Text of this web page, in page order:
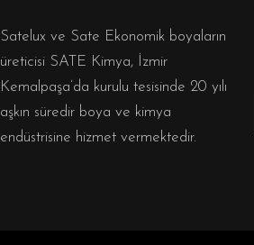
Satelux ve Sate Ekonomik boyaların
üreticisi SATE Kimya, İzmir
Kemalpaşa’da kurulu tesisinde 20 yılı
aşkın süredir boya ve kimya
endüstrisine hizmet vermektedir.